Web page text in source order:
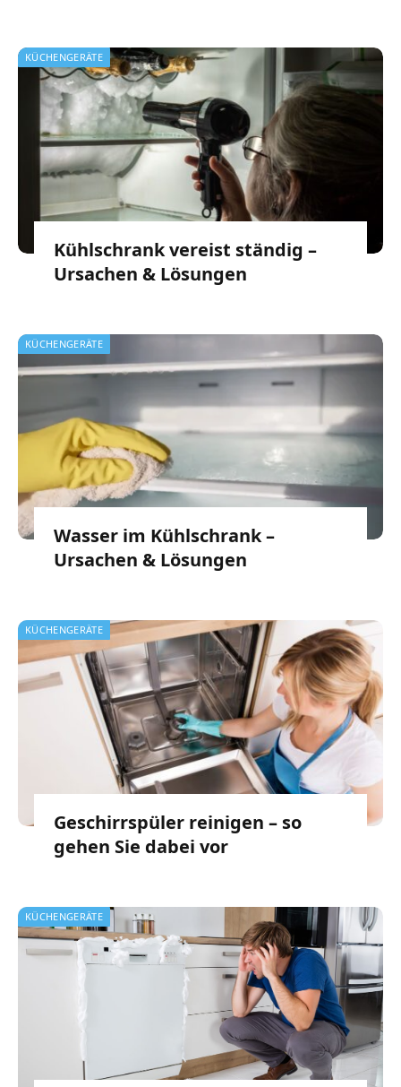
KÜCHENGERÄTE
Kühlschrank vereist ständig –
Ursachen & Lösungen
KÜCHENGERÄTE
Wasser im Kühlschrank –
Ursachen & Lösungen
KÜCHENGERÄTE
Geschirrspüler reinigen – so
gehen Sie dabei vor
KÜCHENGERÄTE